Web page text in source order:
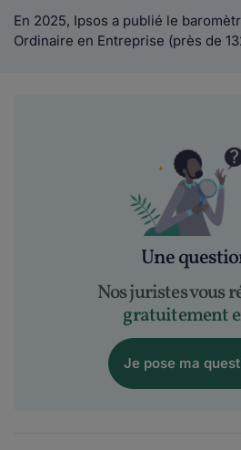
En 2025, Ipsos a publié le
Ordinaire en Entreprise (près de
Une
Nos juristes vous
gratuitement
Je pose ma